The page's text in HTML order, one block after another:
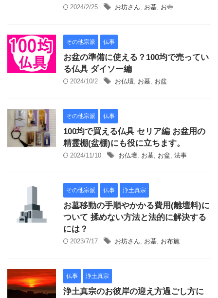
2024/2/25 お坊さん, お墓, お寺
その他宗派 仏事
お盆の準備に使える？100均で売ってい
る仏具 ダイソー編
2024/10/2 お仏壇, お墓, お盆
その他宗派 仏事
100均で買える仏具 セリア編 お盆用の
精霊棚(盆棚)にも役に立ちます。
2024/11/10 お仏壇, お墓, お盆, 法事
その他宗派 仏事 浄土真宗
お墓移動の手順やかかる費用(離壇料)に
ついて 揉めない方法と法的に解決する
には？
2023/7/17 お坊さん, お墓, お布施
仏事 浄土真宗
浄土真宗のお彼岸の迎え方過ごし方に